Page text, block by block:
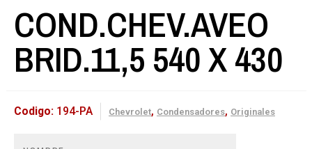
COND.CHEV.AVEO
BRID.11,5 540 X 430
Codigo: 194-PA Chevrolet, Condensadores, Originales